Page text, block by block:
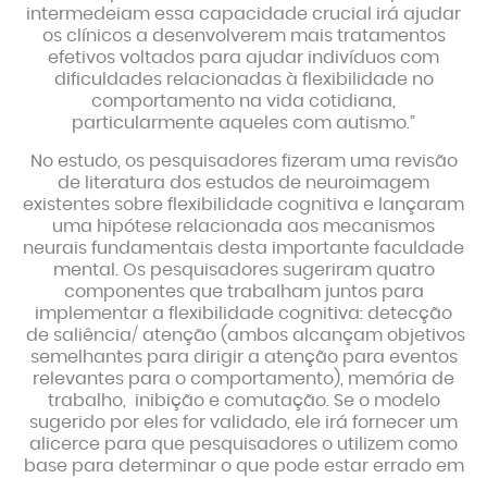
intermedeiam essa capacidade crucial irá ajudar
os clínicos a desenvolverem mais tratamentos
efetivos voltados para ajudar indivíduos com
dificuldades relacionadas à flexibilidade no
comportamento na vida cotidiana,
particularmente aqueles com autismo.”
No estudo, os pesquisadores fizeram uma revisão
de literatura dos estudos de neuroimagem
existentes sobre flexibilidade cognitiva e lançaram
uma hipótese relacionada aos mecanismos
neurais fundamentais desta importante faculdade
mental. Os pesquisadores sugeriram quatro
componentes que trabalham juntos para
implementar a flexibilidade cognitiva: detecção
de saliência/ atenção (ambos alcançam objetivos
semelhantes para dirigir a atenção para eventos
relevantes para o comportamento), memória de
trabalho, inibição e comutação. Se o modelo
sugerido por eles for validado, ele irá fornecer um
alicerce para que pesquisadores o utilizem como
base para determinar o que pode estar errado em